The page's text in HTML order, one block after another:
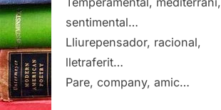
sentimental…
Lliurepensador, racional,
lletraferit…
Pare, company, amic…